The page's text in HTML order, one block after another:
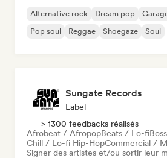
Alternative rock Dream pop
Pop soul
Reggae Shoegaze Soul
Sungate Records
Label
> 1300 feedbacks réalisés
Afrobeat / AfropopBeats / Lo-fi
Chill / Lo-fi Hip-HopCommercial /
Signer des artistes et/ou sortir leur